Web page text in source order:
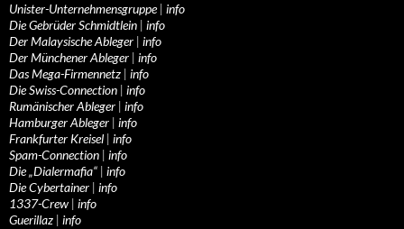
Unister-Unternehmensgruppe| info
Die Gebrüder Schmidtlein | info
Der Malaysische Ableger | info
Der Münchener Ableger | info
Das Mega-Firmennetz | info
Die Swiss-Connection | info
Rumänischer Ableger | info
Hamburger Ableger | info
Frankfurter Kreisel | info
Spam-Connection | info
Die „Dialermafia“ | info
Die Cybertainer | info
1337-Crew | info
Guerillaz | info